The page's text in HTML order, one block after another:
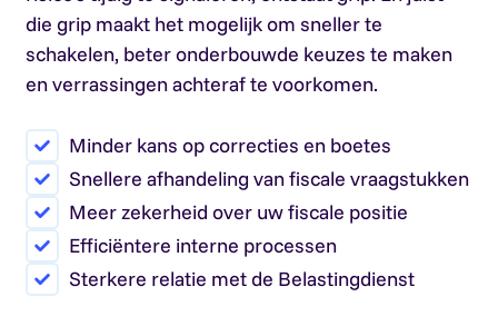
die grip maakt het mogelijk om sneller te
schakelen, beter onderbouwde keuzes te maken
en verrassingen achteraf te voorkomen.
Minder kans op correcties en boetes
Snellere afhandeling van fiscale vraagstukken
Meer zekerheid over uw fiscale positie
Efficiëntere interne processen
Sterkere relatie met de Belastingdienst